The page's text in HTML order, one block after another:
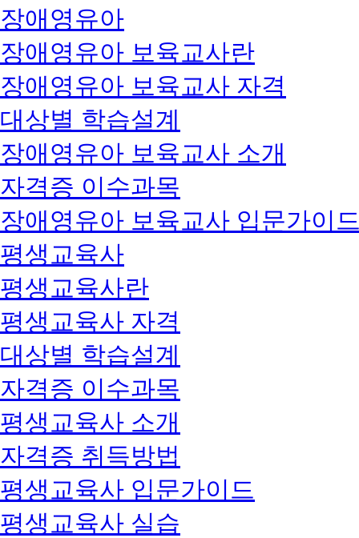
장애영유아
장애영유아 보육교사란
장애영유아 보육교사 자격
대상별 학습설계
장애영유아 보육교사 소개
자격증 이수과목
장애영유아 보육교사 입문가이
평생교육사
평생교육사란
평생교육사 자격
대상별 학습설계
자격증 이수과목
평생교육사 소개
자격증 취득방법
평생교육사 입문가이드
평생교육사 실습